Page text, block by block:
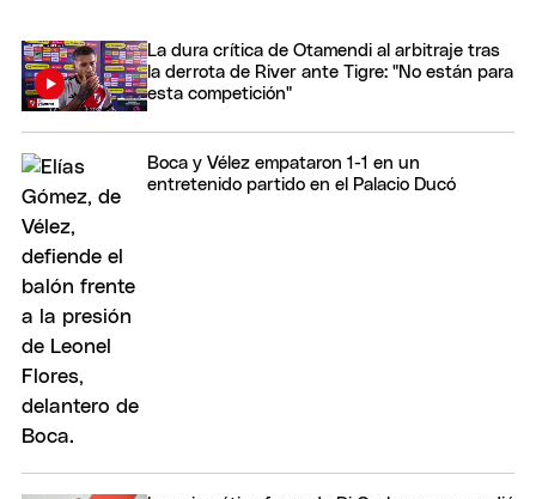
La dura crítica de Otamendi al arbitraje tras
la derrota de River ante Tigre: "No están para
esta competición"
Boca y Vélez empataron 1-1 en un
entretenido partido en el Palacio Ducó